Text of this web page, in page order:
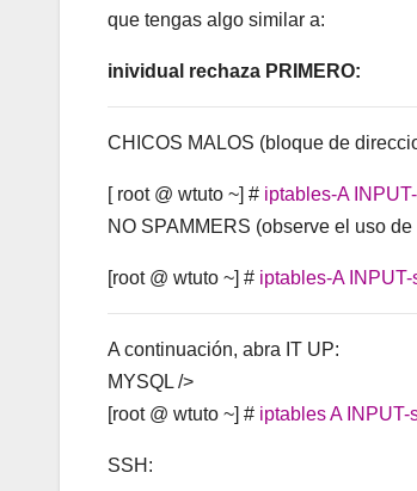
que tengas algo similar a:
inividual rechaza PRIMERO:
CHICOS MALOS (bloque de
[ root @ wtuto ~] # iptables-A
NO SPAMMERS (observe el uso de
[root @ wtuto ~] # iptables-A
A continuación, abra IT UP:
MYSQL />
[root @ wtuto ~] # iptables A
SSH: